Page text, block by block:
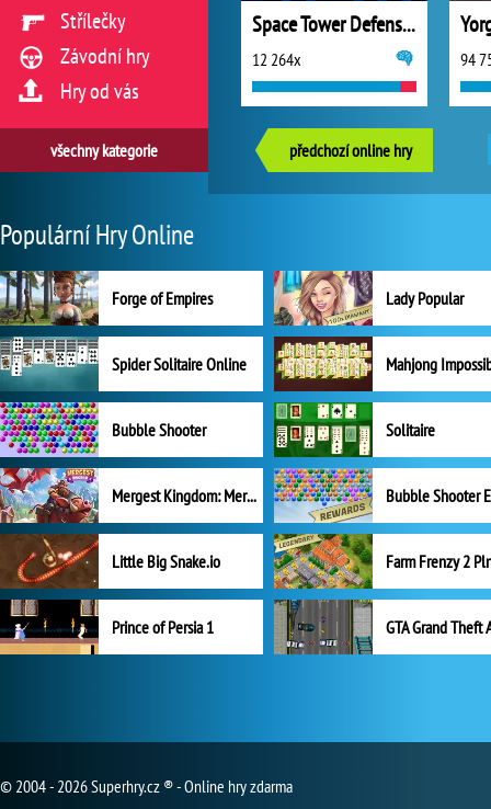
Space Tower Defense 2
12 264x 94
předchozí online hry
Střílečky
Závodní hry
Hry od vás
všechny kategorie
Populární Hry Online
Forge of Empires Lady Popular
Spider Solitaire Online Mahjong
Bubble Shooter Solitaire
Mergest Kingdom: Merge Puzzle
Little Big Snake.io
Prince of Persia 1 GTA Grand Theft
© 2004 - 2026 Superhry.cz ® - Online hry zdarma